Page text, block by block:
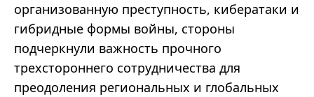
организованную преступность, кибератаки и
гибридные формы войны, стороны
подчеркнули важность прочного
трехстороннего сотрудничества для
преодоления региональных и глобальных